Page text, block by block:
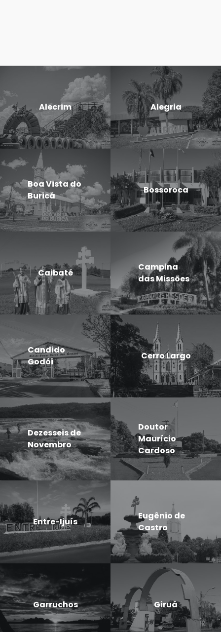
Alecrim Alegria
Boa Vista do
Buricá
Bossoroca
Caibaté
Campina
das Missões
Candido
Godói
Cerro Largo
Dezesseis de
Novembro
Doutor
Maurício
Cardoso
Entre-Ijuís
Eugênio de
Castro
Garruchos Giruá